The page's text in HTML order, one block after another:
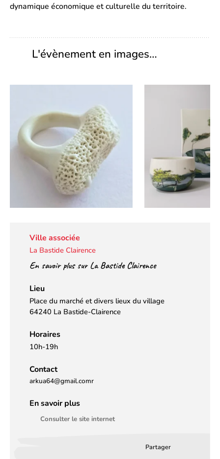
dynamique économique et culturelle du territoire.
L'évènement en images…
Ville associée
La Bastide Clairence
En savoir plus sur La Bastide Clairence
Lieu
Place du marché et divers lieux du village
64240 La Bastide-Clairence
Horaires
10h-19h
Contact
arkua64@gmail.comr
En savoir plus
Consulter le site internet
Partager